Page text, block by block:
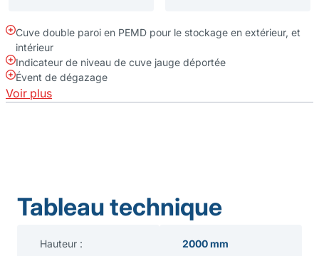
Cuve double paroi en PEMD pour le stockage en extérieur, et
intérieur
Indicateur de niveau de cuve jauge déportée
Évent de dégazage
Voir plus
Tableau technique
Hauteur : 2000 mm